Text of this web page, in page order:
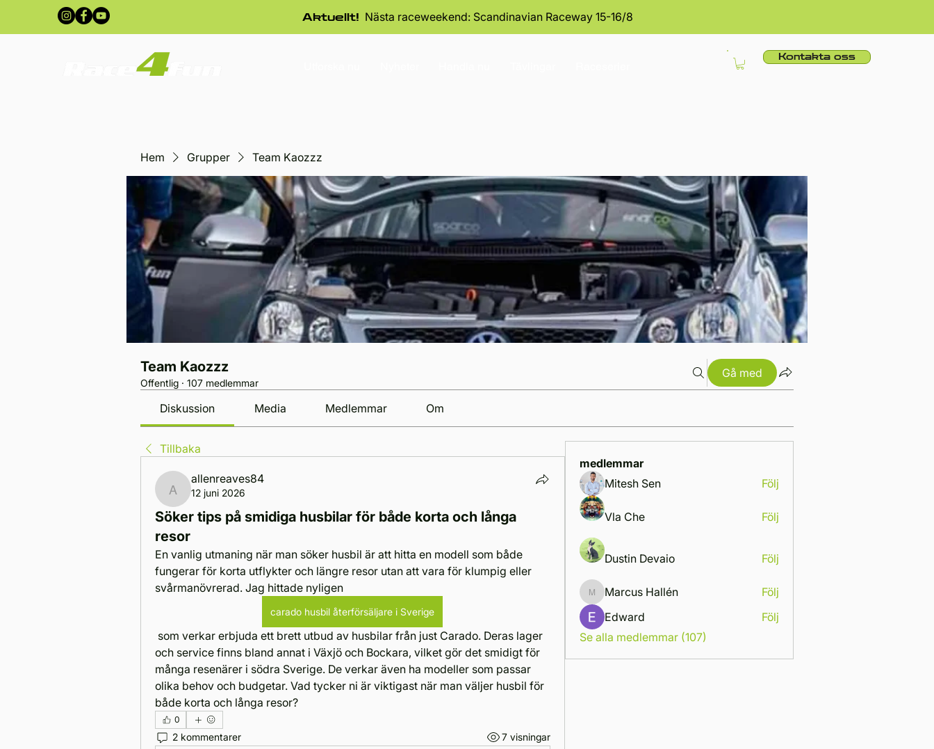
Aktuellt! Nästa raceweekend: Scandinavian Raceway 15-16/8
Kontakta oss
Hem Grupper Team Kaozzz
Team Kaozzz
Offentlig · 107 medlemmar
Gå med
Diskussion Media Medlemmar Om
Tillbaka
allenreaves84
allenreaves84
12 juni 2026
Söker tips på smidiga husbilar för både korta och långa
resor
En vanlig utmaning när man söker husbil är att hitta en modell som både
fungerar för korta utflykter och längre resor utan att vara för klumpig eller
svårmanövrerad. Jag hittade nyligen
carado husbil återförsäljare i Sverige
och service finns bland annat i Växjö och Bockara, vilket gör det smidigt för
många resenärer i södra Sverige. De verkar även ha modeller som passar
olika behov och budgetar. Vad tycker ni är viktigast när man väljer husbil för
både korta och långa resor?
0
2 kommentarer 7 visningar
medlemmar
Mitesh Sen
Följ
Vla Che Följ
Dustin Devaio Följ
Marcus Hallén
Marcus Hallén
Följ
Edward
Följ
Se alla medlemmar (107)